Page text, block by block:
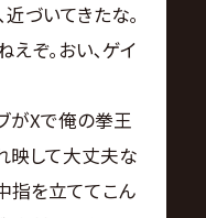
づいてきたな｡
えぞ｡おい､ゲイ
がXで俺の拳王
映して大丈夫な
指を立ててこん